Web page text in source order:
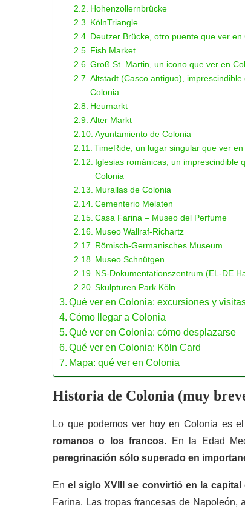
Hohenzollernbrücke
KölnTriangle
Deutzer Brücke, otro puente que ver en
Fish Market
Groß St. Martin, un icono que ver en
Altstadt (Casco antiguo), imprescindible
Colonia
Heumarkt
Alter Markt
Ayuntamiento de Colonia
TimeRide, un lugar singular que ver en
Iglesias románicas, un imprescindible
Colonia
Murallas de Colonia
Cementerio Melaten
Casa Farina – Museo del Perfume
Museo Wallraf-Richartz
Römisch-Germanisches Museum
Museo Schnütgen
NS-Dokumentationszentrum (EL-DE
Skulpturen Park Köln
Qué ver en Colonia: excursiones y
Cómo llegar a Colonia
Qué ver en Colonia: cómo desplazarse
Qué ver en Colonia: Köln Card
Mapa: qué ver en Colonia
Historia de Colonia (muy
Lo que podemos ver hoy en Colonia es
romanos o los francos. En la Edad
peregrinación sólo superado en
Enel siglo XVIII se convirtió en la capital
Farina. Las tropas francesas de